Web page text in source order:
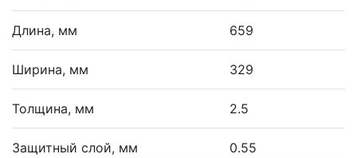
Длина, мм 659
Ширина, мм 329
Толщина, мм 2.5
Защитный слой, мм 0.55